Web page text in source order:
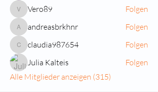
Vero89Vero89 Folgen
andreasbrkhnr
andreasbrkhnr Folgen
claudia987654
claudia987654
Folgen
Julia Kalteis
Folgen
Alle Mitglieder anzeigen (315)